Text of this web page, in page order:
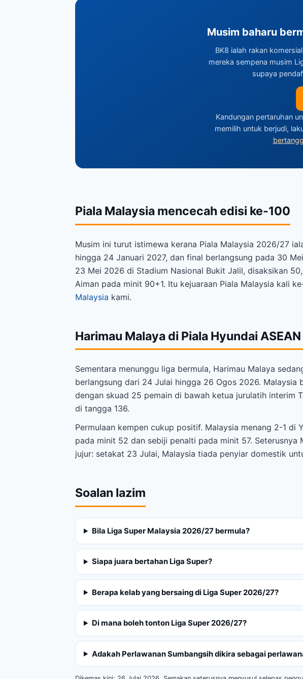
Musim baharu
BK8 ialah rakan
mereka sempena musim
supaya
Kandungan pertaruhan
memilih untuk berjudi,
Piala Malaysia mencecah edisi ke-100
Musim ini turut istimewa kerana Piala Malaysia 2026/27
hingga 24 Januari 2027, dan final berlangsung pada 30
23 Mei 2026 di Stadium Nasional Bukit Jalil, disaksikan
Aiman pada minit 90+1. Itu kejuaraan Piala Malaysia kali
Malaysia kami.
Harimau Malaya di Piala Hyundai
Sementara menunggu liga bermula, Harimau Malaya
berlangsung dari 24 Julai hingga 26 Ogos 2026. Malaysia
dengan skuad 25 pemain di bawah ketua jurulatih interim
di tangga 136.
Permulaan kempen cukup positif. Malaysia menang 2-1 di
pada minit 52 dan sebiji penalti pada minit 57. Seterusnya
jujur: setakat 23 Julai, Malaysia tiada penyiar domestik
Soalan lazim
Bila Liga Super Malaysia 2026/27 bermula?
Siapa juara bertahan Liga Super?
Berapa kelab yang bersaing di Liga Super 2026/27?
Di mana boleh tonton Liga Super 2026/27?
Adakah Perlawanan Sumbangsih dikira sebagai